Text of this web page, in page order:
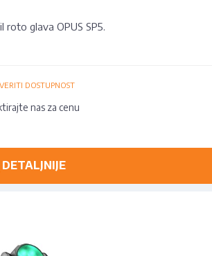
roto glava OPUS SP5.
DOSTUPNOST
nas za cenu
DETALJNIJE